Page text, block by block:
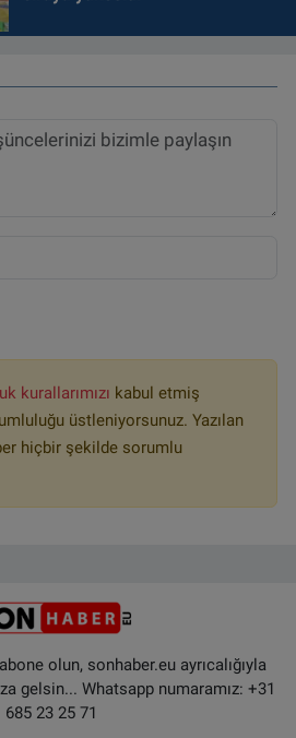
kurallarımızı kabul etmiş
üstleniyorsunuz. Yazılan
hiçbir şekilde sorumlu
olun, sonhaber.eu ayrıcalığıyla
gelsin... Whatsapp numaramız: +31
685 23 25 71